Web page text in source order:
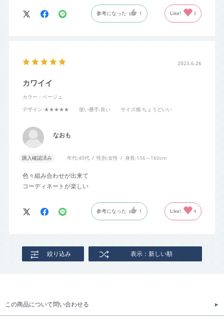
参考になった 1 Like! 3
2023.6.26
カワイイ
カラー：ベージュ
デザイン:★★★★★ 使い勝手:良い サイズ感:ちょうどいい
なおも
購入確認済み 年代:40代 性別:女性 身長:156～160cm
色々組み合わせが出来て
コーディネートが楽しい
参考になった 1 Like! 4
絞り込み 表示：新しい順
この商品について問い合わせる